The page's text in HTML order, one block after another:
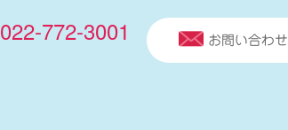
022-772-3001 お問い合わせ